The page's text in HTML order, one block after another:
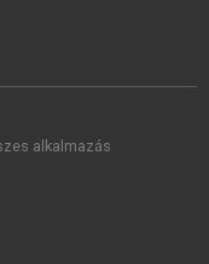
alkalmazás